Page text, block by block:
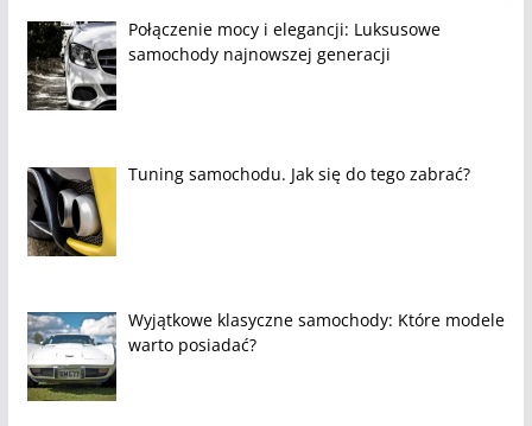
Połączenie mocy i elegancji: Luksusowe
samochody najnowszej generacji
Tuning samochodu. Jak się do tego zabrać?
Wyjątkowe klasyczne samochody: Które modele
warto posiadać?